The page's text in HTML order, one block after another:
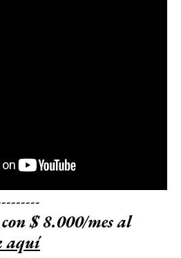
$ 8.000/mes al
aquí